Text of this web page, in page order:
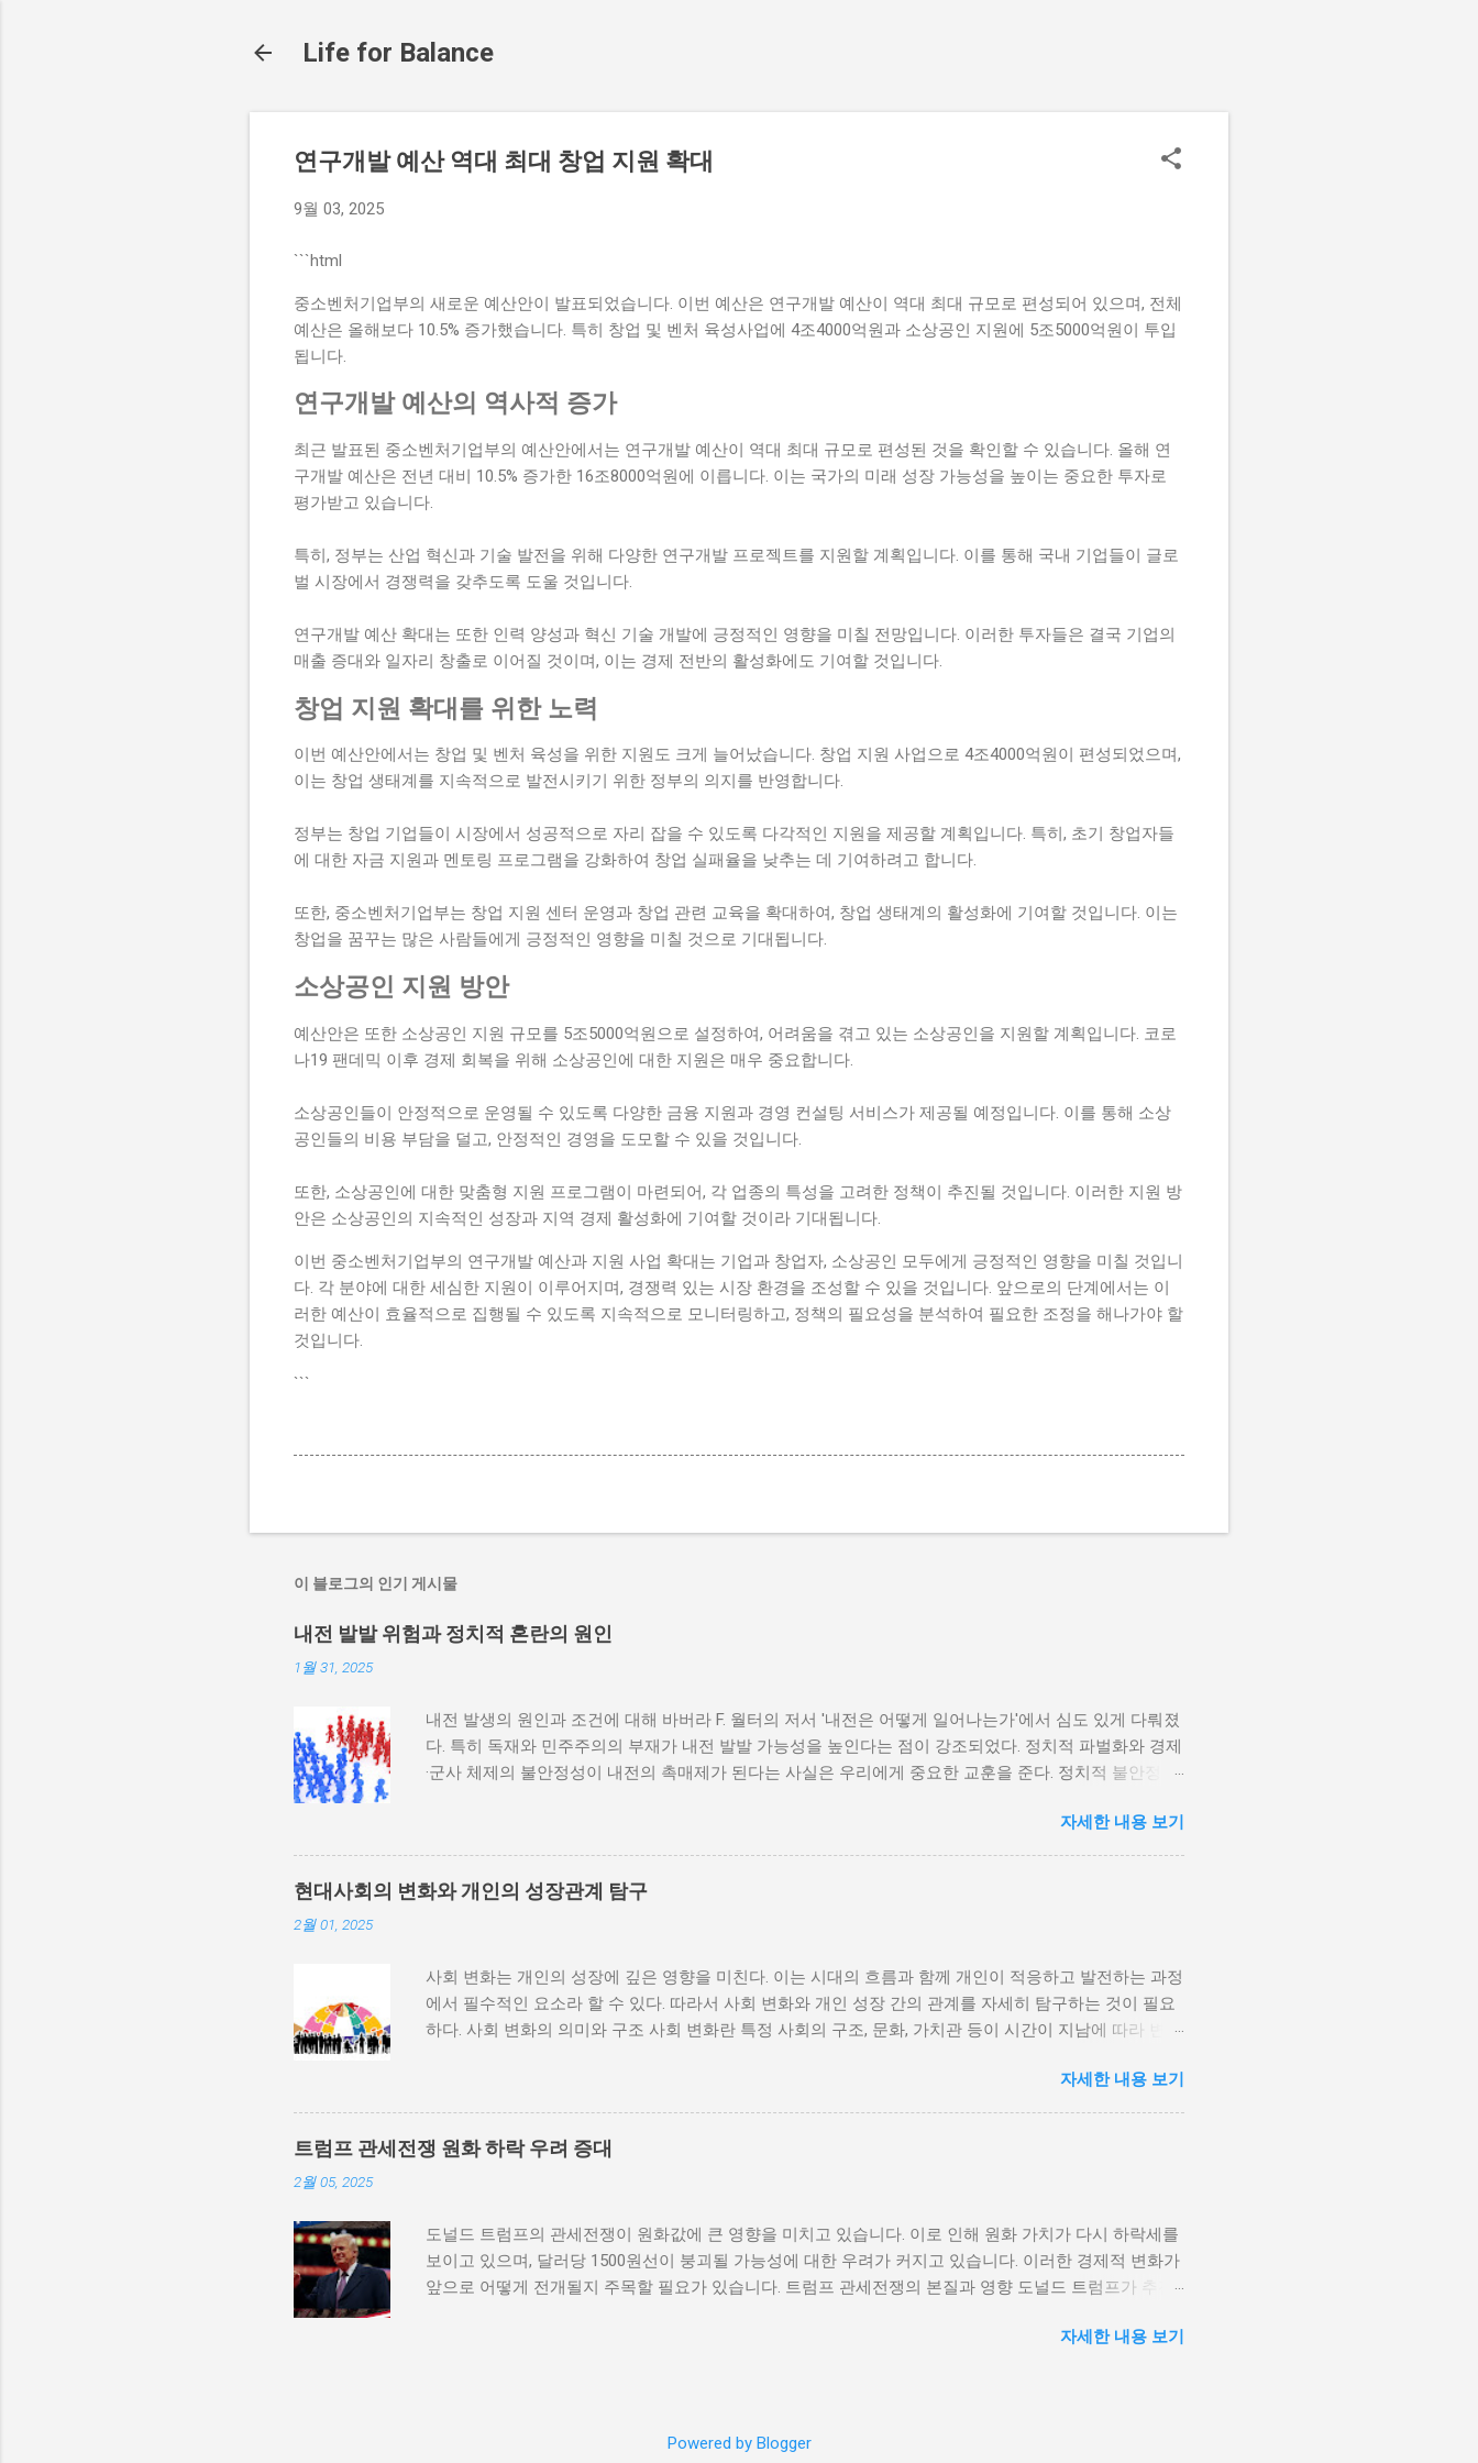
Life for Balance
연구개발 예산 역대 최대 창업 지원 확대
9월 03, 2025
```html
중소벤처기업부의 새로운 예산안이 발표되었습니다. 이번 예산은 연구개발 예산이 역대 최대 규모로 편성되어 있으며, 전체
예산은 올해보다 10.5% 증가했습니다. 특히 창업 및 벤처 육성사업에 4조4000억원과 소상공인 지원에 5조5000억원이 투입
됩니다.
연구개발 예산의 역사적 증가
최근 발표된 중소벤처기업부의 예산안에서는 연구개발 예산이 역대 최대 규모로 편성된 것을 확인할 수 있습니다. 올해 연
구개발 예산은 전년 대비 10.5% 증가한 16조8000억원에 이릅니다. 이는 국가의 미래 성장 가능성을 높이는 중요한 투자로
평가받고 있습니다.
특히, 정부는 산업 혁신과 기술 발전을 위해 다양한 연구개발 프로젝트를 지원할 계획입니다. 이를 통해 국내 기업들이 글로
벌 시장에서 경쟁력을 갖추도록 도울 것입니다.
연구개발 예산 확대는 또한 인력 양성과 혁신 기술 개발에 긍정적인 영향을 미칠 전망입니다. 이러한 투자들은 결국 기업의
매출 증대와 일자리 창출로 이어질 것이며, 이는 경제 전반의 활성화에도 기여할 것입니다.
창업 지원 확대를 위한 노력
이번 예산안에서는 창업 및 벤처 육성을 위한 지원도 크게 늘어났습니다. 창업 지원 사업으로 4조4000억원이 편성되었으며,
이는 창업 생태계를 지속적으로 발전시키기 위한 정부의 의지를 반영합니다.
정부는 창업 기업들이 시장에서 성공적으로 자리 잡을 수 있도록 다각적인 지원을 제공할 계획입니다. 특히, 초기 창업자들
에 대한 자금 지원과 멘토링 프로그램을 강화하여 창업 실패율을 낮추는 데 기여하려고 합니다.
또한, 중소벤처기업부는 창업 지원 센터 운영과 창업 관련 교육을 확대하여, 창업 생태계의 활성화에 기여할 것입니다. 이는
창업을 꿈꾸는 많은 사람들에게 긍정적인 영향을 미칠 것으로 기대됩니다.
소상공인 지원 방안
예산안은 또한 소상공인 지원 규모를 5조5000억원으로 설정하여, 어려움을 겪고 있는 소상공인을 지원할 계획입니다. 코로
나19 팬데믹 이후 경제 회복을 위해 소상공인에 대한 지원은 매우 중요합니다.
소상공인들이 안정적으로 운영될 수 있도록 다양한 금융 지원과 경영 컨설팅 서비스가 제공될 예정입니다. 이를 통해 소상
공인들의 비용 부담을 덜고, 안정적인 경영을 도모할 수 있을 것입니다.
또한, 소상공인에 대한 맞춤형 지원 프로그램이 마련되어, 각 업종의 특성을 고려한 정책이 추진될 것입니다. 이러한 지원 방
안은 소상공인의 지속적인 성장과 지역 경제 활성화에 기여할 것이라 기대됩니다.
이번 중소벤처기업부의 연구개발 예산과 지원 사업 확대는 기업과 창업자, 소상공인 모두에게 긍정적인 영향을 미칠 것입니
다. 각 분야에 대한 세심한 지원이 이루어지며, 경쟁력 있는 시장 환경을 조성할 수 있을 것입니다. 앞으로의 단계에서는 이
러한 예산이 효율적으로 집행될 수 있도록 지속적으로 모니터링하고, 정책의 필요성을 분석하여 필요한 조정을 해나가야 할
것입니다.
```
이 블로그의 인기 게시물
내전 발발 위험과 정치적 혼란의 원인
1월 31, 2025
내전 발생의 원인과 조건에 대해 바버라 F. 월터의 저서 '내전은 어떻게 일어나는가'에서 심도 있게 다뤄졌
다. 특히 독재와 민주주의의 부재가 내전 발발 가능성을 높인다는 점이 강조되었다. 정치적 파벌화와 경제
·군사 체제의 불안정성이 내전의 촉매제가 된다는 사실은 우리에게 중요한 교훈을 준다. 정치적 불안정성
하지 않거나 독재 정권이 유지되는 상황에서는 정치적 갈등이 심화되고, 이로 인해 내전의 위험이 증가한
다. 이와 같은 경우, 국민들은 정부에 대한 불만을 느끼고, 체제 전복을 위해 무장 세력에 참여하거나 반정
부 활동을 시작할 수 있다. 역사적으로도 정치적 불안정성이 높은 국가에서는 종종 내전이 발발했던 예가
많다. 이러한 비극적인 상황을 방지하기 위해서는 먼저 정치 체제를 안정시키고, 시민들의 목소리가 공정
속에서 고통받게 되면, 사회적 불만이 쌓이기 마련이다. 이와 같은 경제적 상황은 종종 특정 집단의 정치
적 세력화를 야기하며, 이를 통해 정부에 대한 반발이 촉발된다. 성장은 불균형하게 이루어지고, 실업률은
상승하며, 사회적 불안이 증대할 경우 시민들은 무장 봉기와 같은 극단적 선택을 고려하게 된다. 경제적
를 모든 사람에게 균등하게 제공하면, 내전 발발 가능성을 크게 낮출 수 있다. 군사적 갈등과 내전의 불씨
군사적 갈등은 내전의 불씨가 되기도 한다. 무장세력 간의 갈등이 심화되거나 외부 세력이 개입하게 되면
내전이 더욱 심각해질 수 있다. 무장세력은 각각의 이념이나 이해관계에 따라 성격이 다르지만, 이들은 종
자세한 내용 보기
현대사회의 변화와 개인의 성장관계 탐구
2월 01, 2025
사회 변화는 개인의 성장에 깊은 영향을 미친다. 이는 시대의 흐름과 함께 개인이 적응하고 발전하는 과정
에서 필수적인 요소라 할 수 있다. 따라서 사회 변화와 개인 성장 간의 관계를 자세히 탐구하는 것이 필요
하다. 사회 변화의 의미와 구조 사회 변화란 특정 사회의 구조, 문화, 가치관 등이 시간이 지남에 따라 변화
변동, 기술의 발전 등이 독립적으로 또는 상호작용하여 이루어진다. 예를 들어, 산업 혁명은 사람들이 일
하는 방식과 생활 방식을 완전히 변화시켰다. 이에 따라 개인의 역할과 목표 또한 변화할 수밖에 없었다.
사회 변화는 개인의 성장을 위한 새로운 기회를 창출한다. 예를 들어, 정보통신기술의 발전으로 인해 원거
리에서의 협업이 가능해지면서, 개인들은 지역적인 제약에서 벗어나 국제적인 시장에서도 활발히 활동할
다. 변화에 대한 적응력이 부족한 개인은 불안감과 스트레스를 느낄 수 있으며, 이에 따라 성장의 기회를
상실할 수도 있다. 따라서 개인이 사회 변화에 어떻게 대응하는지가 중요하다. 올바른 대처 방법을 찾고
자신을 지속적으로 발전시키는 것이 필수적이다. 개인 성장의 과정과 사회적 환경 개인 성장은 여러 단계
서적 발달에 영향을 미치며, 이는 결국 개인의 성장에 긍정적 또는 부정적인 결과를 가져올 수 있다. 가정
자세한 내용 보기
트럼프 관세전쟁 원화 하락 우려 증대
2월 05, 2025
도널드 트럼프의 관세전쟁이 원화값에 큰 영향을 미치고 있습니다. 이로 인해 원화 가치가 다시 하락세를
보이고 있으며, 달러당 1500원선이 붕괴될 가능성에 대한 우려가 커지고 있습니다. 이러한 경제적 변화가
앞으로 어떻게 전개될지 주목할 필요가 있습니다. 트럼프 관세전쟁의 본질과 영향 도널드 트럼프가 추진
다른 국가들에 대한 고율의 관세를 부과하기 시작했습니다. 이러한 조치는 단기적으로는 미국 내 제조업
가 상승하므로 오히려 경제에 부담이 됩니다. 기업들은 원자재 비용 증가로 인해 운영비가 상승하게 되고,
자세한 내용 보기
Powered by Blogger